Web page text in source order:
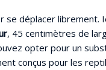
se déplacer librement.
, 45 centimètres de
opter pour un
conçus pour les